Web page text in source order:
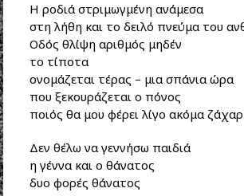
Η ροδιά στριμωγμένη ανάμεσα
στη λήθη και το δειλό πνεύμα του
Οδός θλίψη αριθμός μηδέν
το τίποτα
ονομάζεται τέρας – μια σπάνια ώρα
που ξεκουράζεται ο πόνος
ποιός θα μου φέρει λίγο ακόμα
Δεν θέλω να γεννήσω παιδιά
η γέννα και ο θάνατος
δυο φορές θάνατος